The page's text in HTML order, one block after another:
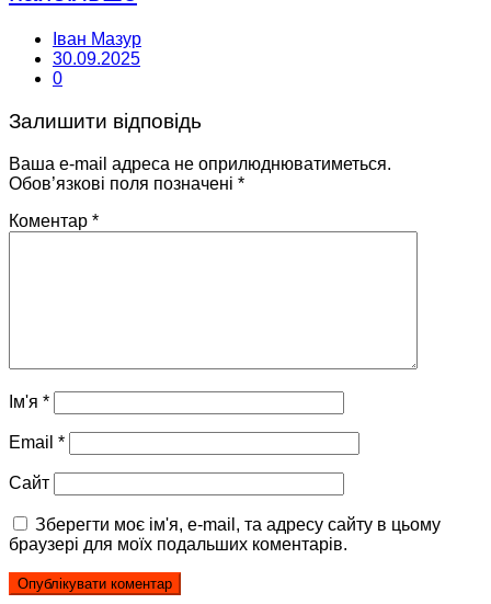
Іван Мазур
30.09.2025
0
Залишити відповідь
Ваша e-mail адреса не оприлюднюватиметься.
Обов’язкові поля позначені *
Коментар *
Ім'я *
Email *
Сайт
Зберегти моє ім'я, e-mail, та адресу сайту в цьому
браузері для моїх подальших коментарів.